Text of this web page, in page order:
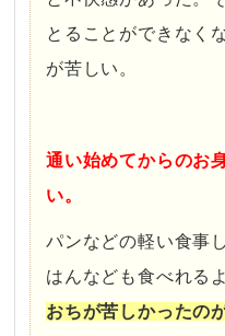
とることができなく
が苦しい。
通い始めてからのお
い。
パンなどの軽い食事
はんなども食べれる
おちが苦しかったの